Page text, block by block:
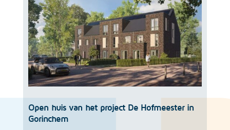
Open huis van het project De Hofmeester in
Gorinchem